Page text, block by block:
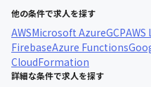
他の条件で求人を探す
AWSMicrosoft AzureGCPAWS
FirebaseAzure Functions
CloudFormation
詳細な条件で求人を探す